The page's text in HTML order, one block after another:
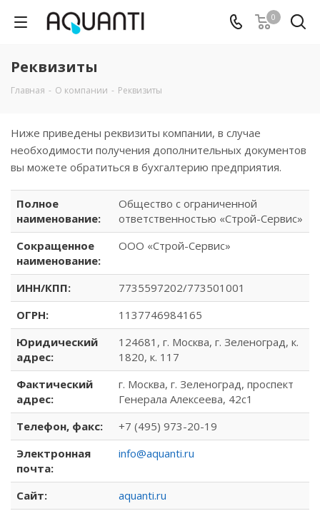
0
Реквизиты
Главная - О компании - Реквизиты
Ниже приведены реквизиты компании, в случае
необходимости получения дополнительных документов
вы можете обратиться в бухгалтерию предприятия.
Полное
наименование:
Общество с ограниченной
ответственностью «Строй-Сервис»
Сокращенное
наименование:
ООО «Строй-Сервис»
ИНН/КПП:
7735597202/773501001
ОГРН:
1137746984165
Юридический
адрес:
124681, г. Москва, г. Зеленоград, к.
1820, к. 117
Фактический
адрес:
г. Москва, г. Зеленоград, проспект
Генерала Алексеева, 42с1
Телефон, факс:
+7 (495) 973-20-19
Электронная
почта:
info@aquanti.ru
Сайт:
aquanti.ru